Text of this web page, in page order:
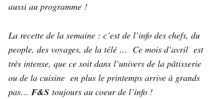
aussi au programme !
La recette de la semaine : c’est de l’info des chefs, du
people, des voyages, de la télé … Ce mois d’avril est
très intense, que ce soit dans l’univers de la pâtisserie
ou de la cuisine en plus le printemps arrive à grands
pas…F&S toujours au coeur de l’info !